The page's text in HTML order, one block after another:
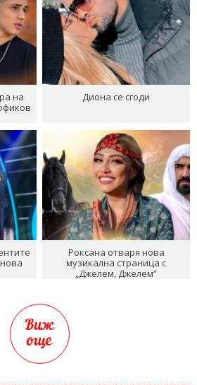
на
Диона се сгоди
Роксана отваря нова
музикална страница с
„Джелем, Джелем“
Виж
още